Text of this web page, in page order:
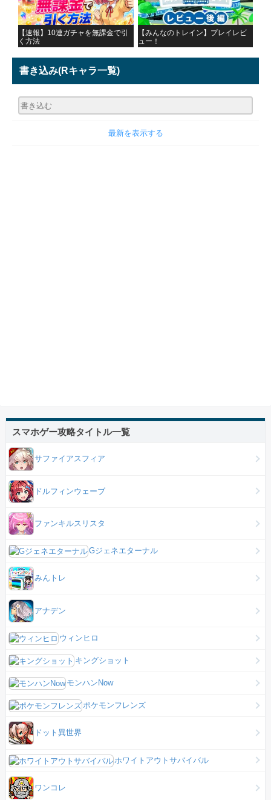
【速報】10連ガチャを無課金で引
く方法
【みんなのトレイン】プレイレビ
ュー！
書き込み(Rキャラ一覧)
最新を表示する
スマホゲー攻略タイトル一覧
サファイアスフィア
ドルフィンウェーブ
ファンキルスリスタ
Gジェネエターナル
みんトレ
アナデン
ウィンヒロ
キングショット
モンハンNow
ポケモンフレンズ
ドット異世界
ホワイトアウトサバイバル
ワンコレ